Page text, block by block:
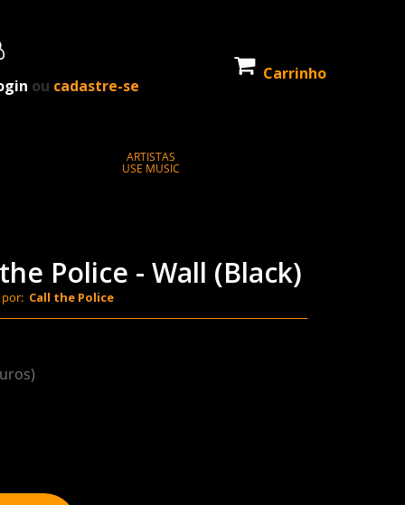
ou cadastre-se
Carrinho
ARTISTAS
USE MUSIC
Police - Wall (Black)
Call the Police